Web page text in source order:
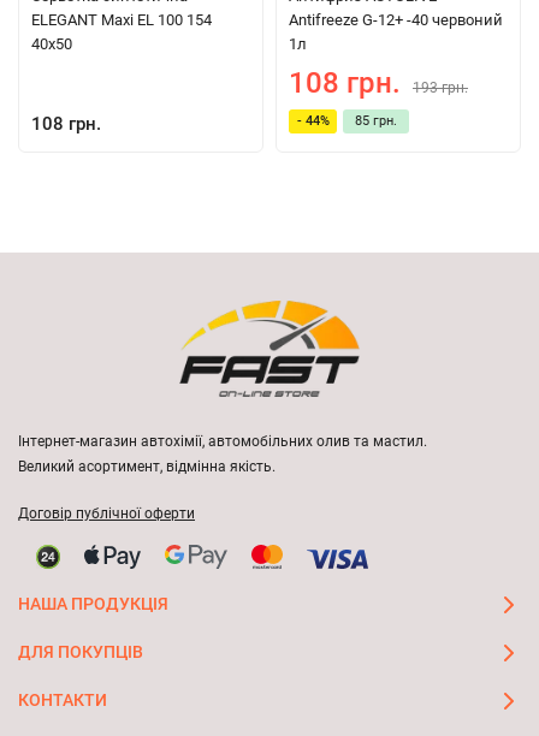
ELEGANT Maxi EL 100 154
40x50
108 грн.
Antifreeze G-12+ -40 червоний
1л
108 грн. 193 грн.
- 44% 85 грн.
Інтернет-магазин автохімії, автомобільних олив та мастил.
Великий асортимент, відмінна якість.
Договір публічної оферти
НАША ПРОДУКЦІЯ
ДЛЯ ПОКУПЦІВ
КОНТАКТИ